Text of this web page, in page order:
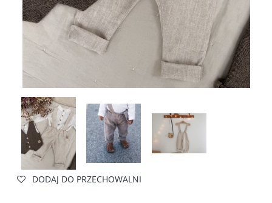
DODAJ DO PRZECHOWALNI